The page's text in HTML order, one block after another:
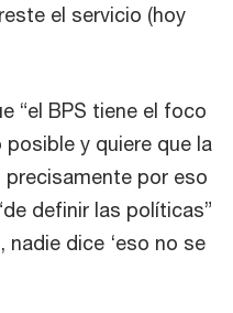
el servicio (hoy
“el BPS tiene el foco
y quiere que la
precisamente por eso
definir las políticas”
nadie dice ‘eso no se